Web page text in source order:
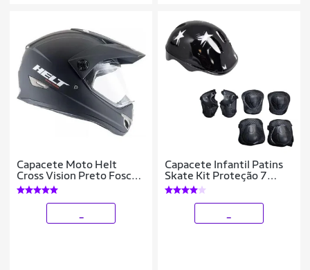
Capacete Moto Helt
Cross Vision Preto Fosco
Trilha Original
Capacete Infantil Patins
Skate Kit Proteção 7
Peças Bicicleta